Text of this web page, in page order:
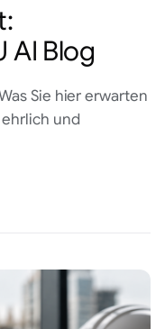
AI Blog
Sie hier erwarten
und